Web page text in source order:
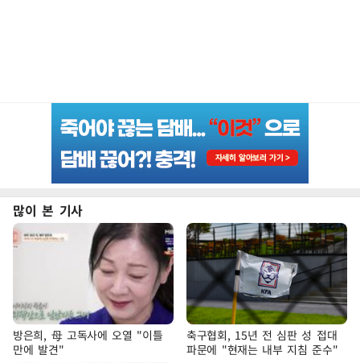
많이 본 기사
방은희, 母 고독사에 오열 "이틀
만에 발견"
축구협회, 15년 전 심판 성 접대
파문에 "현재는 내부 지침 준수"